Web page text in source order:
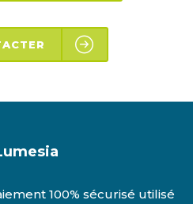
100% sécurisé utilisé